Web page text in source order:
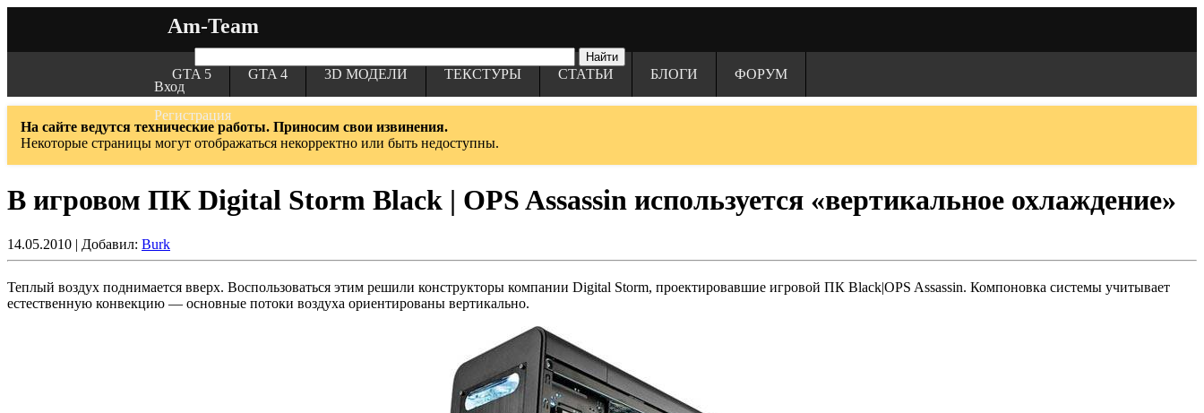
Am-Team
Вход
Регистрация
GTA 5 GTA 4 3D МОДЕЛИ ТЕКСТУРЫ СТАТЬИ БЛОГИ ФОРУМ
На сайте ведутся технические работы. Приносим свои извинения.
Некоторые страницы могут отображаться некорректно или быть недоступны.
В игровом ПК Digital Storm Black | OPS Assassin используется «вертикальное охлаждение»
14.05.2010 | Добавил: Burk
Теплый воздух поднимается вверх. Воспользоваться этим решили конструкторы компании Digital Storm, проектировавшие игровой ПК Black|OPS Assassin. Компоновка системы учитывает
естественную конвекцию — основные потоки воздуха ориентированы вертикально.